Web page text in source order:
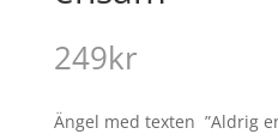
249kr
Ängel med texten ”Aldrig